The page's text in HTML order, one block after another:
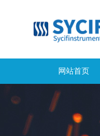
网站首页